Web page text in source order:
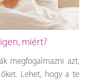
miért?
megfogalmazni azt,
Lehet, hogy a te